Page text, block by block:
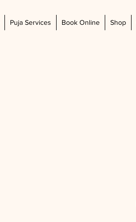
Puja Services Book Online Shop